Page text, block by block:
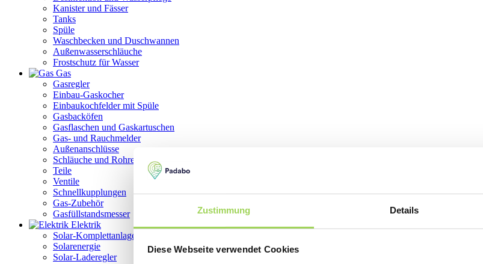
Zustimmung Details
Diese Webseite verwendet Cookies
Kanister und Fässer
Tanks
Spüle
Waschbecken und Duschwannen
Außenwasserschläuche
Frostschutz für Wasser
Gas
Gasregler
Einbau-Gaskocher
Einbaukochfelder mit Spüle
Gasbacköfen
Gasflaschen und Gaskartuschen
Gas- und Rauchmelder
Außenanschlüsse
Schläuche und Rohre
Teile
Ventile
Schnellkupplungen
Gas-Zubehör
Gasfüllstandsmesser
Elektrik
Solar-Komplettanlage
Solarenergie
Solar-Laderegler